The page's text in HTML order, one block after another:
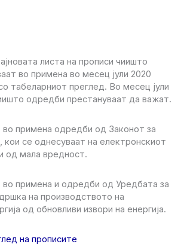
листа на прописи чиишто
во примена во месец јули 2020
табеларниот преглед. Во месец јули
одредби престануваат да важат.
во примена одредби од Законот за
кои се однесуваат на електронскиот
од мала вредност.
во примена и одредби од Уредбата за
на производството на
од обновливи извори на енергија.
на прописите